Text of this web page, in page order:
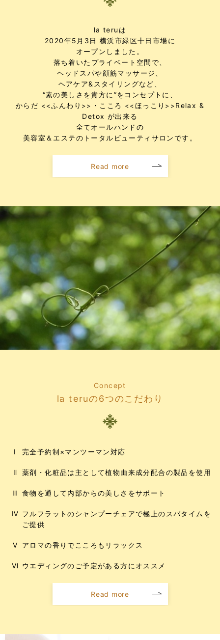
スタッフ日記 更新致しました
la teruは
2020年5月3日 横浜市緑区十日市場に
オープンしました。
落ち着いたプライベート空間で、
ヘッドスパや顔筋マッサージ、
ヘアケア&スタイリングなど、
“素の美しさを貴方に”をコンセプトに、
からだ <<ふんわり >> ・こころ <<ほっこり >>Relax &
Detox が出来る
全てオールハンドの
美容室＆エステのトータルビューティサロンです。
Read more
Concept
la teruの6つのこだわり
Ⅰ 完全予約制×マンツーマン対応
Ⅱ 薬剤・化粧品は主として植物由来成分配合の製品を使用
Ⅲ 食物を通して内部からの美しさをサポート
Ⅳ フルフラットのシャンプーチェアで極上のスパタイムを
ご提供
Ⅴ アロマの香りでこころもリラックス
Ⅵ ウエディングのご予定がある方にオススメ
Read more